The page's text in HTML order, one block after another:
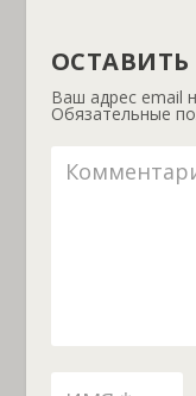
Ваш адрес email
Обязательные